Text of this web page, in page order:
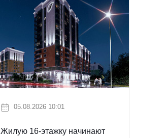
05.08.2026 10:01
Жилую 16-этажку начинают